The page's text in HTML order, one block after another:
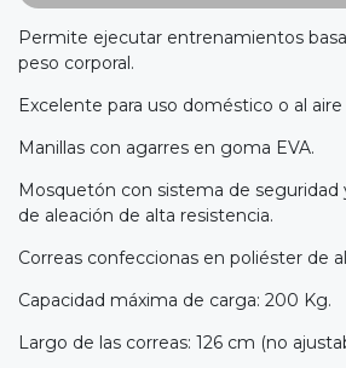
Permite ejecutar entrenamientos
peso corporal.
Excelente para uso doméstico o al aire
Manillas con agarres en goma EVA.
Mosquetón con sistema de seguridad
de aleación de alta resistencia.
Correas confeccionas en poliéster de
Capacidad máxima de carga: 200 Kg.
Largo de las correas: 126 cm (no